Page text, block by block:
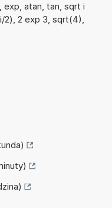
atan, tan, sqrt i
2), 2 exp 3, sqrt(4),